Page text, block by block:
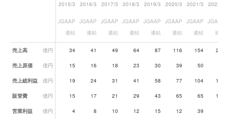
業績データ一覧
2015/3 2016/3 2017/3 2018/3 2019/3 2020/3 2021/3 2022/3
JGAAP
連結
JGAAP
連結
JGAAP
連結
JGAAP
連結
JGAAP
連結
JGAAP
連結
JGAAP
連結
JGAAP
連結
売上高 億円 34 41 49 64 87 116 154 206
売上原価 億円 15 16 18 23 30 39 50
売上総利益 億円 19 24 31 41 58 77 104 140
販管費 億円 15 17 21 29 43 65 65 125
営業利益 億円 4 8 10 12 15 12 39